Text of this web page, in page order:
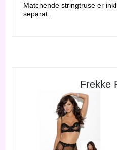
Matchende stringtruse er
separat.
Frekke